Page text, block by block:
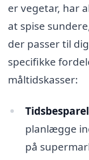
er vegetar, har
at spise
der passer til
specifikke
måltidskasser:
planlægge
på